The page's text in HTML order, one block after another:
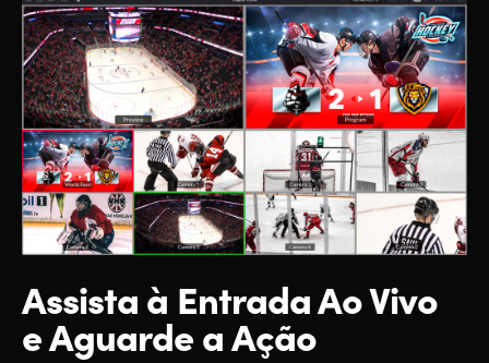
Assista à Entrada AoVivo
e Aguarde a Ação